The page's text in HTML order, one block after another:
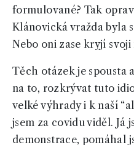
formulované? Tak
Klánovická vražda byla
Nebo oni zase kryjí svoji
Těch otázek je spousta
na to, rozkrývat tuto
velké výhrady i k naší
jsem za covidu viděl. Já
demonstrace, pomáhal